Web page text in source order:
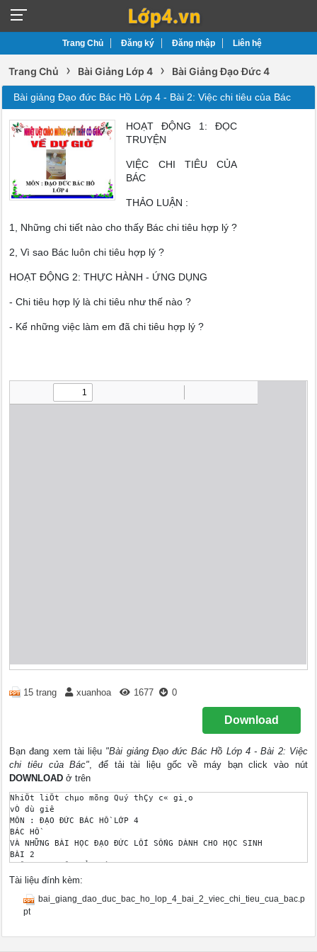
Trang Chủ Đăng ký Đăng nhập Liên hệ
Trang Chủ › Bài Giảng Lớp 4 › Bài Giảng Đạo Đức 4
Bài giảng Đạo đức Bác Hồ Lớp 4 - Bài 2: Việc chi tiêu của Bác
HOẠT ĐỘNG 1: ĐỌC
TRUYỆN
VIỆC CHI TIÊU CỦA
BÁC
THẢO LUẬN :
1, Những chi tiết nào cho thấy Bác chi tiêu hợp lý ?
2, Vì sao Bác luôn chi tiêu hợp lý ?
HOẠT ĐỘNG 2: THỰC HÀNH - ỨNG DỤNG
- Chi tiêu hợp lý là chi tiêu như thế nào ?
- Kể những việc làm em đã chi tiêu hợp lý ?
15 trang xuanhoa 1677 0
Download
Bạn đang xem tài liệu "Bài giảng Đạo đức Bác Hồ Lớp 4 - Bài 2: Việc
chi tiêu của Bác", để tải tài liệu gốc về máy bạn click vào nút
DOWNLOAD ở trên
NhiÖt liÖt chµo mõng Quý thÇy c« gi¸o
vÒ dù giê
MÔN : ĐẠO ĐỨC BÁC HỒ LỚP 4
BÁC HỒ
VÀ NHỮNG BÀI HỌC ĐẠO ĐỨC LỐI SỐNG DÀNH CHO HỌC SINH
BÀI 2
VIỆC CHI TIÊU CỦA BÁC
THẢO LUẬN :
1 , Những chi tiết nào cho thấy Bác chi tiêu hợp lý ?
Tài liệu đính kèm:
bai_giang_dao_duc_bac_ho_lop_4_bai_2_viec_chi_tieu_cua_bac.p
pt